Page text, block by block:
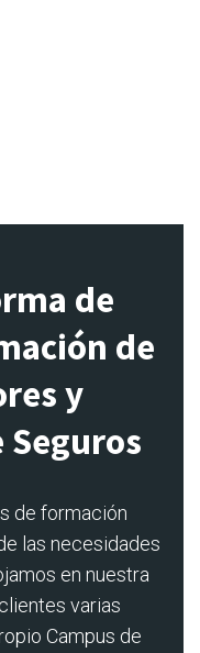
de
de
y
de formación
las necesidades
en nuestra
varias
Campus de